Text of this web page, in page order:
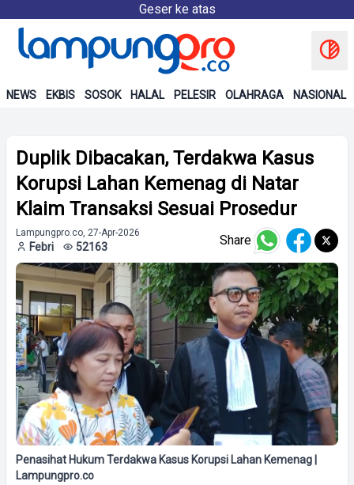
Geser ke atas
NEWS EKBIS SOSOK HALAL PELESIR OLAHRAGA NASIONAL
Duplik Dibacakan, Terdakwa Kasus
Korupsi Lahan Kemenag di Natar
Klaim Transaksi Sesuai Prosedur
Lampungpro.co, 27-Apr-2026
Febri 52163 Share
Penasihat Hukum Terdakwa Kasus Korupsi Lahan Kemenag |
Lampungpro.co